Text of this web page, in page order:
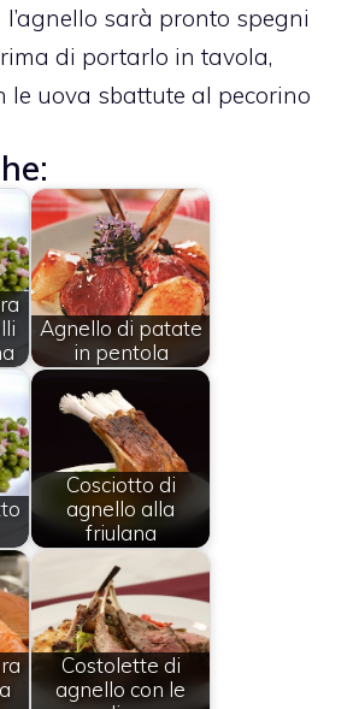
sarà pronto spegni
di portarlo in tavola,
le uova sbattute al pecorino
Agnello di patate
in pentola
Cosciotto di
agnello alla
friulana
Costolette di
agnello con le